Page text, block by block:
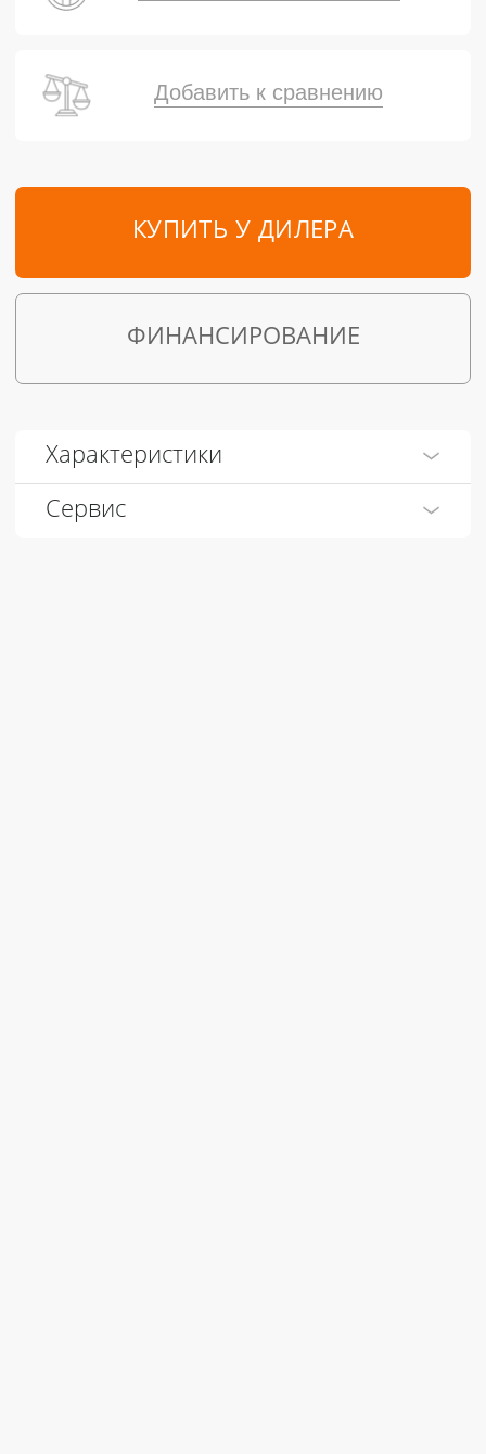
КУПИТЬ У ДИЛЕРА
Добавить к сравнению
ФИНАНСИРОВАНИЕ
Характеристики
Сервис